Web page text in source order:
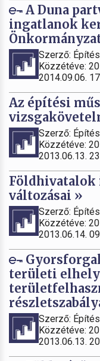
A Duna
ingatlanok
Szerző:
Közzétéve:
2014.09.06.
Az építési
Szerző:
Közzétéve:
2013.06.13.
Földhivatalok
változásai »
Szerző:
Közzétéve:
2013.06.14.
területi
Szerző:
Közzétéve:
2013.06.13.